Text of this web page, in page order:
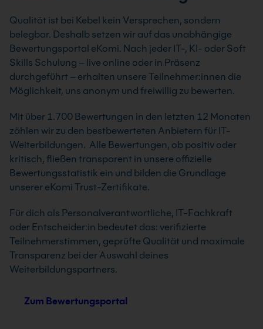
AutoCAD Update auf aktuelle
Version Kurs
In unserem AutoCAD Kurs – Update auf die
aktuelle Version – erhältst du einen Überblick
über die wichtigsten Neuerungen und
AutoCAD-Version. Das Seminar schafft
optimale Voraussetzungen für ein reibungsloses
AutoCAD-Update und hilft dir, die für deine
Anwendungen relevanten Neuerungen gezielt
und schnell umzusetzen.
Nächster Termin: 25.09.2026
19 Standorte
Live Online
Info & Termine
AutoCAD AutoLISP Aufbaukurs
Im Aufbaukurs AutoCAD – Programmierung mit
AutoLISP lernst du weiterführende Funktionen
der AutoCAD-Programmiersprache AutoLISP
kennen. Du verstehst die Grundregeln zur
Erstellung übersichtlicher und effizienter
Dialogfenster.
2 Tage
Nächster Termin: 15.09.2026
20 Standorte
Garantiekurs
Info & Termine
Qualität ist bei Kebel kein Versprechen, sondern
belegbar. Deshalb setzen wir auf das unabhängige
Bewertungsportal eKomi. Nach jeder IT-, KI- oder Soft
Skills Schulung – live online oder in Präsenz
durchgeführt – erhalten unsere Teilnehmer:innen die
Möglichkeit, uns anonym und freiwillig zu bewerten.
Mit über 1.700 Bewertungen in den letzten 12 Monaten
zählen wir zu den bestbewerteten Anbietern für IT-
Weiterbildungen. Alle Bewertungen, ob positiv oder
kritisch, fließen transparent in unsere offizielle
Bewertungsstatistik ein und bilden die Grundlage
unserer eKomi Trust-Zertifikate.
Für dich als Personalverantwortliche, IT-Fachkraft
oder Entscheider:in bedeutet das: verifizierte
Teilnehmerstimmen, geprüfte Qualität und maximale
Transparenz bei der Auswahl deines
Weiterbildungspartners.
Zum Bewertungsportal